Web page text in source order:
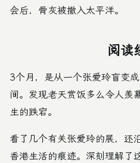
会后，骨灰被撒入太平洋。
阅读
3个月，是从一个张爱玲盲变
间。发现老天赏饭多么令人羡
生的跌宕。
看了几个有关张爱玲的展，还
香港生活的痕迹。深刻理解了